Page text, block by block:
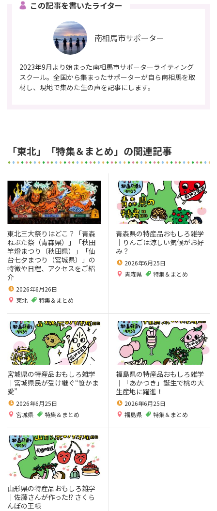
この記事を書いたライター
南相馬市サポーター
2023年9月より始まった南相馬市サポーターライティング
スクール。全国から集まったサポーターが自ら南相馬を取
材し、現地で集めた生の声を記事にします。
「東北」「特集＆まとめ」の関連記事
東北三大祭りはどこ？「青森
ねぶた祭（青森県）」「秋田
竿燈まつり（秋田県）」「仙
台七夕まつり（宮城県）」の
特徴や日程、アクセスをご紹
介
2026年6月26日
東北
特集＆まとめ
青森県の特産品おもしろ雑学
｜りんごは涼しい気候がお好
み？
2026年6月25日
青森県
特集＆まとめ
宮城県の特産品おもしろ雑学
｜宮城県民が受け継ぐ“笹かま
愛”
2026年6月25日
宮城県
特集＆まとめ
福島県の特産品おもしろ雑学
｜「あかつき」誕生で桃の大
生産地に躍進！
2026年6月25日
福島県
特集＆まとめ
山形県の特産品おもしろ雑学
｜佐藤さんが作った!? さくら
んぼの王様